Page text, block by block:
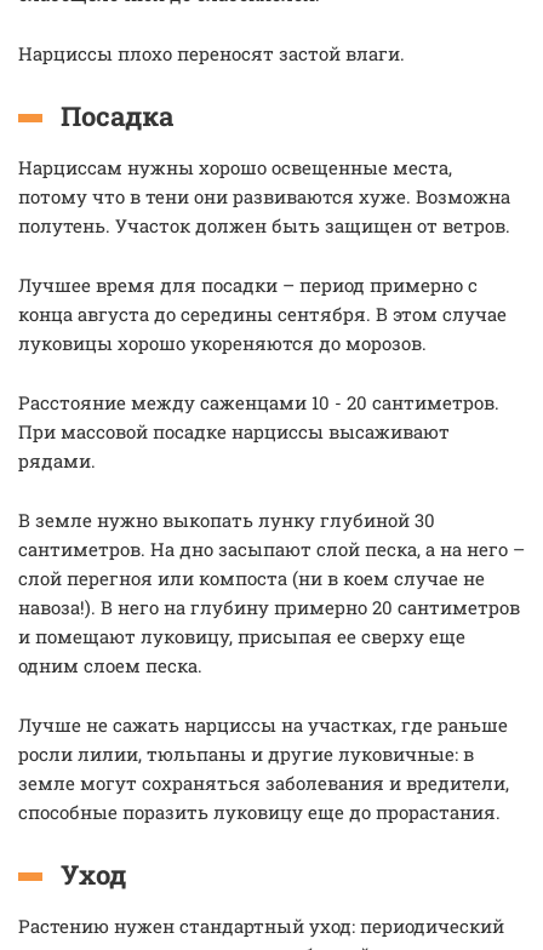
Нарциссы плохо переносят застой влаги.
Посадка
Нарциссам нужны хорошо освещенные места,
потому что в тени они развиваются хуже. Возможна
полутень. Участок должен быть защищен от ветров.
Лучшее время для посадки – период примерно с
конца августа до середины сентября. В этом случае
луковицы хорошо укореняются до морозов.
Расстояние между саженцами 10 - 20 сантиметров.
При массовой посадке нарциссы высаживают
рядами.
В земле нужно выкопать лунку глубиной 30
сантиметров. На дно засыпают слой песка, а на него –
слой перегноя или компоста (ни в коем случае не
навоза!). В него на глубину примерно 20 сантиметров
и помещают луковицу, присыпая ее сверху еще
одним слоем песка.
Лучше не сажать нарциссы на участках, где раньше
росли лилии, тюльпаны и другие луковичные: в
земле могут сохраняться заболевания и вредители,
способные поразить луковицу еще до прорастания.
Уход
Растению нужен стандартный уход: периодический